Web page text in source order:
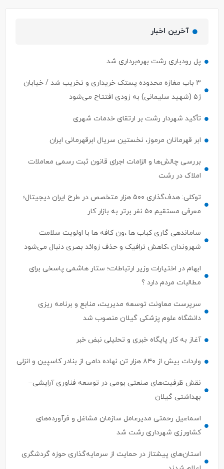
آخرین اخبار
۳ باب مغازه محدوده پستک خریداری و تخریب شد / خیابان
تأکید شهردار رشت بر ارتقای خدمات شهری
ابر قهرمانان مرموز، نخستین سریال ابرقهرمانی ایران
بررسی چالش‌ها و الزامات اجرای قانون ثبت رسمی معاملات
معرفی مستقیم ۵۰ نفر برتر به بازار کار
ساماندهی گاری کباب ها ،ون کافه ها با اولویت سلامت
شهروندان ،کاهش ترافیک و حذف زوائد بصری دنبال می‌شود
ابهام در اختیارات وزیر ارتباطات؛ ستار هاشمی پاسخی برای
سرپرست معاونت توسعه مدیریت، منابع و برنامه ریزی
آغاز به کار پایگاه خبری و تحلیلی نبض خبر
واردات بیش از ۸۴۰ هزار تن نهاده دامی از بنادر كاسپین و انزلی
نقش ظرفیت‌های صنعتی بومی در توسعه فناوری آرایشی–
بهداشتی گیلان
اسماعیل رحمتی مدیرعامل سازمان مشاغل و فرآورده‌های
استان‌های پیشتاز در حمایت از سرمایه‌گذاری حوزه گردشگری